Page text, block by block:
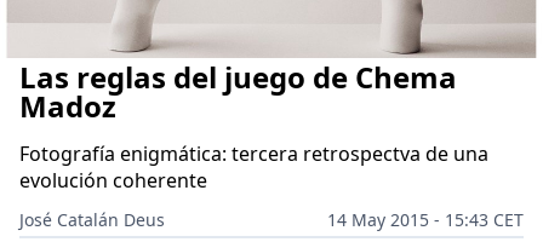
Las reglas del juego de Chema
Madoz
Fotografía enigmática: tercera retrospectva de una
evolución coherente
José Catalán Deus
14 May 2015 - 15:43 CET